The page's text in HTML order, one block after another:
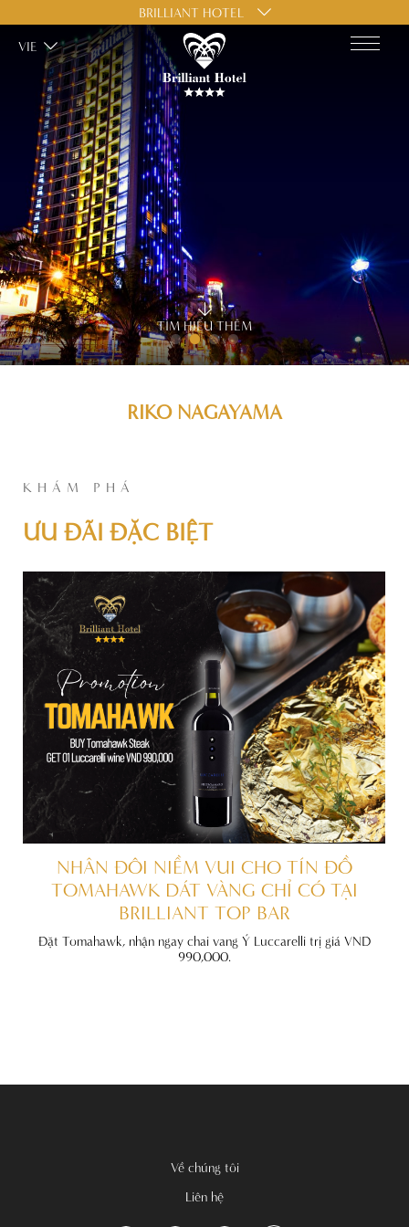
TÌM HIỂU THÊM
VIE
BRILLIANT HOTEL
RIKO NAGAYAMA
KHÁM PHÁ
ƯU ĐÃI ĐẶC BIỆT
TẤT
chính
NHÂN ĐÔI NIỀM VUI CHO TÍN ĐỒ
TOMAHAWK DÁT VÀNG CHỈ CÓ TẠI
BRILLIANT TOP BAR
Đặt Tomahawk, nhận ngay chai vang Ý Luccarelli trị giá
990,000.
Về chúng tôi
Liên hệ